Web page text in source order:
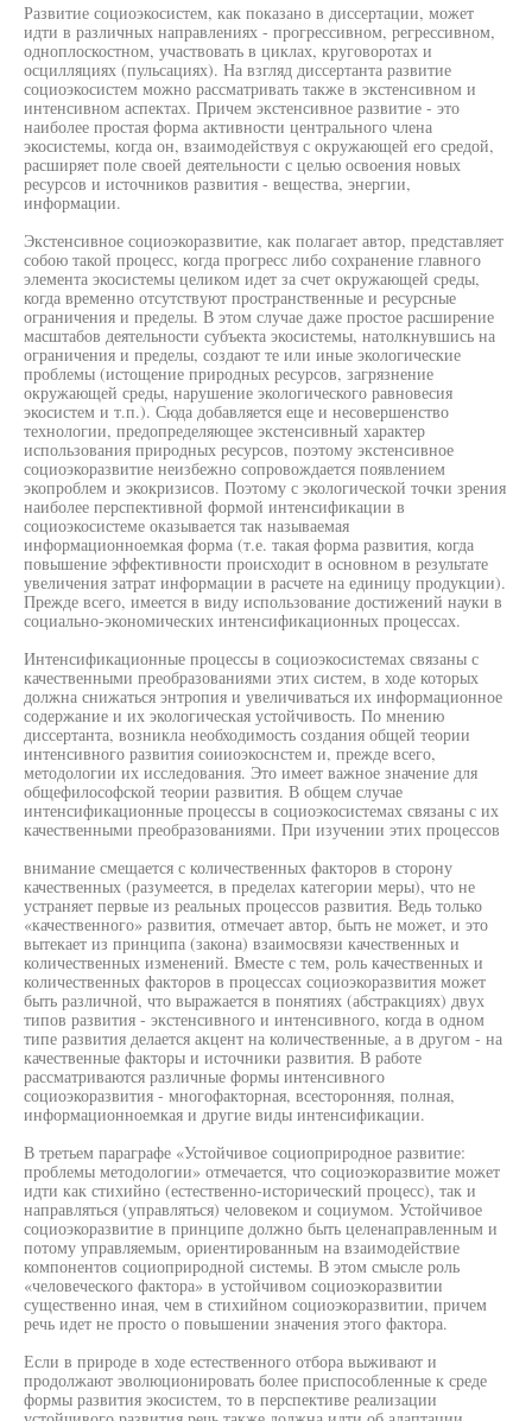
Развитие социоэкосистем, как показано в диссертации, может
идти в различных направлениях - прогрессивном, регрессивном,
одноплоскостном, участвовать в циклах, круговоротах и
осцилляциях (пульсациях). На взгляд диссертанта развитие
социоэкосистем можно рассматривать также в экстенсивном и
интенсивном аспектах. Причем экстенсивное развитие - это
наиболее простая форма активности центрального члена
экосистемы, когда он, взаимодействуя с окружающей его средой,
расширяет поле своей деятельности с целью освоения новых
ресурсов и источников развития - вещества, энергии,
информации.
Экстенсивное социоэкоразвитие, как полагает автор, представляет
собою такой процесс, когда прогресс либо сохранение главного
элемента экосистемы целиком идет за счет окружающей среды,
когда временно отсутствуют пространственные и ресурсные
ограничения и пределы. В этом случае даже простое расширение
масштабов деятельности субъекта экосистемы, натолкнувшись на
ограничения и пределы, создают те или иные экологические
проблемы (истощение природных ресурсов, загрязнение
окружающей среды, нарушение экологического равновесия
экосистем и т.п.). Сюда добавляется еще и несовершенство
технологии, предопределяющее экстенсивный характер
использования природных ресурсов, поэтому экстенсивное
социоэкоразвитие неизбежно сопровождается появлением
экопроблем и экокризисов. Поэтому с экологической точки зрения
наиболее перспективной формой интенсификации в
социоэкосистеме оказывается так называемая
информационноемкая форма (т.е. такая форма развития, когда
повышение эффективности происходит в основном в результате
увеличения затрат информации в расчете на единицу продукции).
Прежде всего, имеется в виду использование достижений науки в
социально-экономических интенсификационных процессах.
Интенсификационные процессы в социоэкосистемах связаны с
качественными преобразованиями этих систем, в ходе которых
должна снижаться энтропия и увеличиваться их информационное
содержание и их экологическая устойчивость. По мнению
диссертанта, возникла необходимость создания общей теории
интенсивного развития соииоэкоснстем и, прежде всего,
методологии их исследования. Это имеет важное значение для
общефилософской теории развития. В общем случае
интенсификационные процессы в социоэкосистемах связаны с их
качественными преобразованиями. При изучении этих процессов
внимание смещается с количественных факторов в сторону
качественных (разумеется, в пределах категории меры), что не
устраняет первые из реальных процессов развития. Ведь только
«качественного» развития, отмечает автор, быть не может, и это
вытекает из принципа (закона) взаимосвязи качественных и
количественных изменений. Вместе с тем, роль качественных и
количественных факторов в процессах социоэкоразвития может
быть различной, что выражается в понятиях (абстракциях) двух
типов развития - экстенсивного и интенсивного, когда в одном
типе развития делается акцент на количественные, а в другом - на
качественные факторы и источники развития. В работе
рассматриваются различные формы интенсивного
социоэкоразвития - многофакторная, всесторонняя, полная,
информационноемкая и другие виды интенсификации.
В третьем параграфе «Устойчивое социоприродное развитие:
проблемы методологии» отмечается, что социоэкоразвитие может
идти как стихийно (естественно-исторический процесс), так и
направляться (управляться) человеком и социумом. Устойчивое
социоэкоразвитие в принципе должно быть целенаправленным и
потому управляемым, ориентированным на взаимодействие
компонентов социоприродной системы. В этом смысле роль
«человеческого фактора» в устойчивом социоэкоразвитии
существенно иная, чем в стихийном социоэкоразвитии, причем
речь идет не просто о повышении значения этого фактора.
Если в природе в ходе естественного отбора выживают и
продолжают эволюционировать более приспособленные к среде
формы развития экосистем, то в перспективе реализации